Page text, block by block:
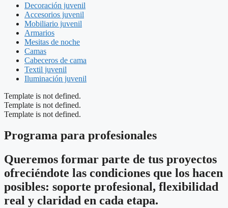
Decoración juvenil
Accesorios juvenil
Mobiliario juvenil
Armarios
Mesitas de noche
Camas
Cabeceros de cama
Textil juvenil
Iluminación juvenil
Template is not defined.
Template is not defined.
Template is not defined.
Programa para profesionales
Queremos formar parte de tus proyectos
ofreciéndote las condiciones que los hacen
posibles: soporte profesional, flexibilidad
real y claridad en cada etapa.